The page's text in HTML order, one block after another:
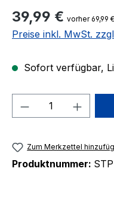
Regulärer Preis:
39,99 € vorher 69,99 €
Preise inkl. MwSt.
Sofort verfügbar,
Produkt
Zum Merkzettel
Produktnummer: